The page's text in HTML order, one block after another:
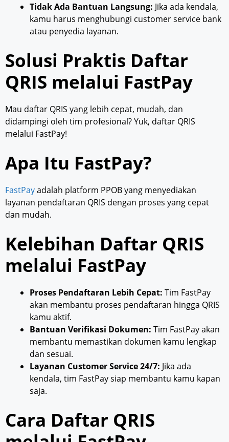
Tidak Ada Bantuan Langsung: Jika ada kendala,
kamu harus menghubungi customer service bank
atau penyedia layanan.
Solusi Praktis Daftar
QRIS melalui FastPay
Mau daftar QRIS yang lebih cepat, mudah, dan
didampingi oleh tim profesional? Yuk, daftar QRIS
melalui FastPay!
Apa Itu FastPay?
FastPayadalah platform PPOB yang menyediakan
layanan pendaftaran QRIS dengan proses yang cepat
dan mudah.
Kelebihan Daftar QRIS
melalui FastPay
Proses Pendaftaran Lebih Cepat: Tim FastPay
akan membantu proses pendaftaran hingga QRIS
kamu aktif.
Bantuan Verifikasi Dokumen: Tim FastPay akan
membantu memastikan dokumen kamu lengkap
dan sesuai.
Layanan Customer Service 24/7: Jika ada
kendala, tim FastPay siap membantu kamu kapan
saja.
Cara Daftar QRIS